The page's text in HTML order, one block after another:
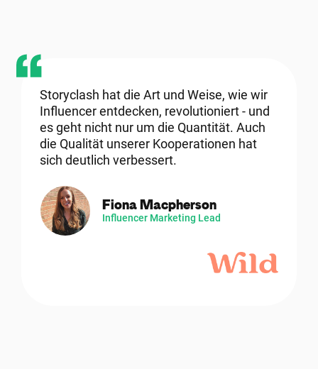
Storyclash hat die Art und Weise, wie wir
Influencer entdecken, revolutioniert - und
es geht nicht nur um die Quantität. Auch
die Qualität unserer Kooperationen hat
sich deutlich verbessert.
Fiona Macpherson
Influencer Marketing Lead